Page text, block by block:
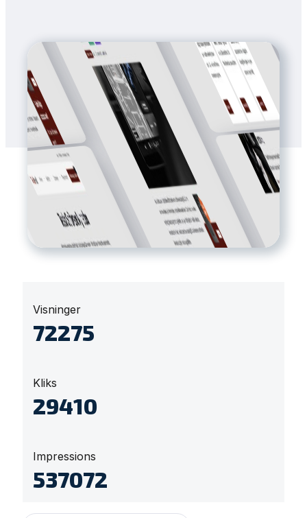
Visninger
84252
Kliks
34427
Impressions
630336